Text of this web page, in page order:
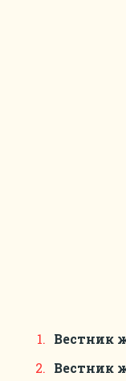
Вестник
Вестник